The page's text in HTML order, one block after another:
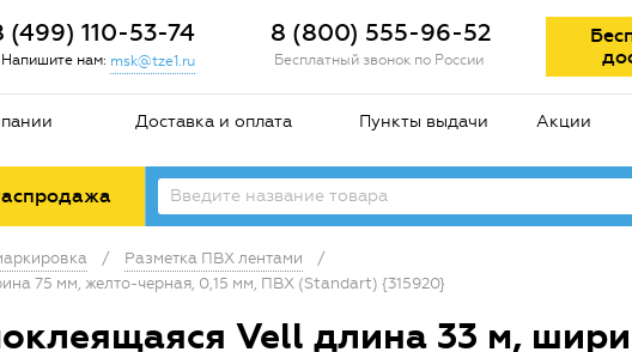
(499) 110-53-74
Напишите нам: msk@tze1.ru
8 (800) 555-96-52
Бесплатный звонок по России
Доставка и оплата Пункты выдачи Акции
/ Разметка ПВХ лентами
/
75 мм, желто-черная, 0,15 мм, ПВХ (Standart) {315920}
Vell длина 33 м,